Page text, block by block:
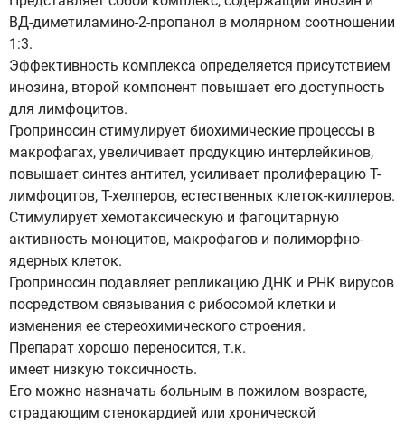
ВД-диметиламино-2-пропанол в молярном соотношении
1:3.
Эффективность комплекса определяется присутствием
инозина, второй компонент повышает его доступность
для лимфоцитов.
Гроприносин стимулирует биохимические процессы в
макрофагах, увеличивает продукцию интерлейкинов,
повышает синтез антител, усиливает пролиферацию Т-
лимфоцитов, Т-хелперов, естественных клеток-киллеров.
Стимулирует хемотаксическую и фагоцитарную
активность моноцитов, макрофагов и полиморфно-
ядерных клеток.
Гроприносин подавляет репликацию ДНК и РНК вирусов
посредством связывания с рибосомой клетки и
изменения ее стереохимического строения.
Препарат хорошо переносится, т.к.
имеет низкую токсичность.
Его можно назначать больным в пожилом возрасте,
страдающим стенокардией или хронической